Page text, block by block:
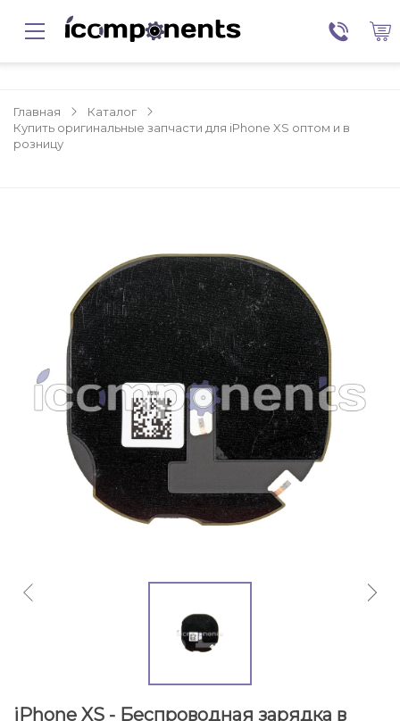
Главная
Каталог
Купить оригинальные запчасти для iPhone XS оптом и в
розницу
iPhone XS - Беспроводная зарядка в